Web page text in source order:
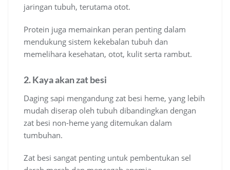
jaringan tubuh, terutama otot.
Protein juga memainkan peran penting dalam
mendukung sistem kekebalan tubuh dan
memelihara kesehatan, otot, kulit serta rambut.
2. Kaya akan zat besi
Daging sapi mengandung zat besi heme, yang lebih
mudah diserap oleh tubuh dibandingkan dengan
zat besi non-heme yang ditemukan dalam
tumbuhan.
Zat besi sangat penting untuk pembentukan sel